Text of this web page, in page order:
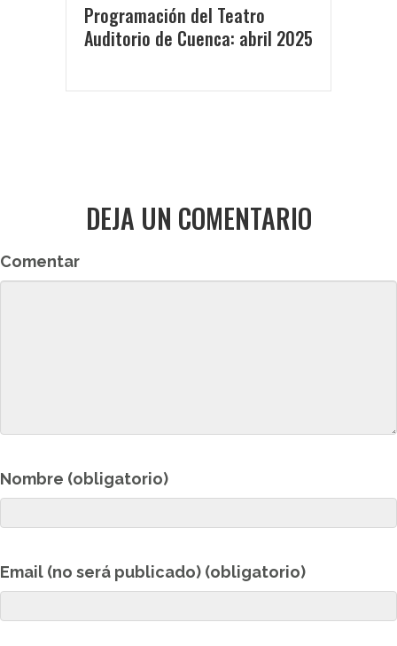
Programación del Teatro
Auditorio de Cuenca: abril 2025
DEJA UN COMENTARIO
Comentar
Nombre (obligatorio)
Email (no será publicado) (obligatorio)